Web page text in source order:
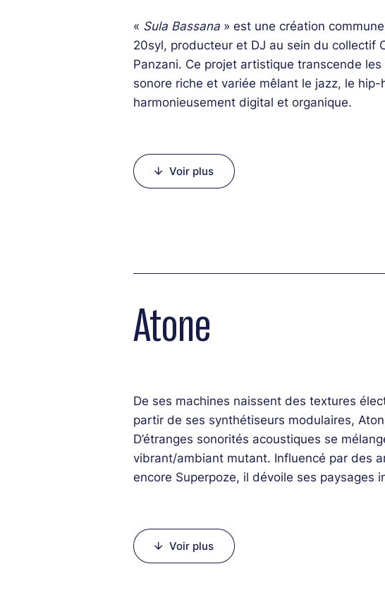
« Sula Bassana » est une création
20syl, producteur et DJ au sein du collectif
Panzani. Ce projet artistique transcende
sonore riche et variée mêlant le jazz, le
harmonieusement digital et organique.
20syl (machines)
Voir plus
Atone
De ses machines naissent des textures
partir de ses synthétiseurs modulaires,
D’étranges sonorités acoustiques se
vibrant/ambiant mutant. Influencé par des
encore Superpoze, il dévoile ses
Line-up :
Voir plus